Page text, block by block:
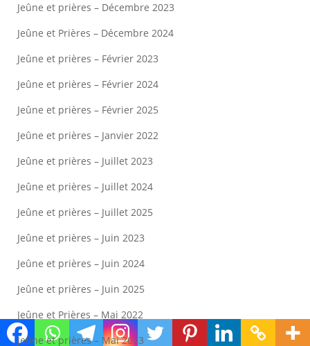
Jeûne et prières – Décembre 2023
Jeûne et Prières – Décembre 2024
Jeûne et prières – Février 2023
Jeûne et prières – Février 2024
Jeûne et prières – Février 2025
Jeûne et prières – Janvier 2022
Jeûne et prières – Juillet 2023
Jeûne et prières – Juillet 2024
Jeûne et prières – Juillet 2025
Jeûne et prières – Juin 2023
Jeûne et prières – Juin 2024
Jeûne et prières – Juin 2025
Jeûne et Prières – Mai 2022
Jeûne et prières – Mai 2023